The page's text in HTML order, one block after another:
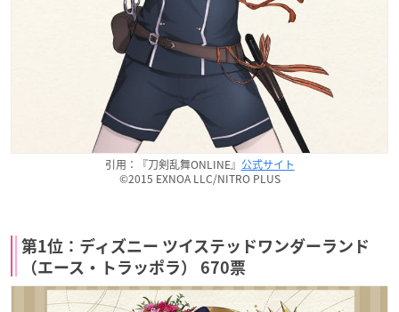
引用：『刀剣乱舞ONLINE』 公式サイト
©2015 EXNOA LLC/NITRO PLUS
第1位：ディズニー ツイステッドワンダーランド
（エース・トラッポラ） 670票